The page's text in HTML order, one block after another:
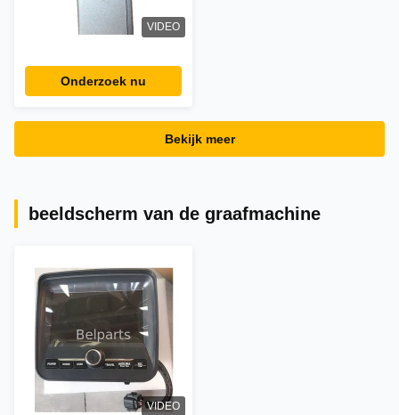
VIDEO
Onderzoek nu
Bekijk meer
beeldscherm van de graafmachine
VIDEO